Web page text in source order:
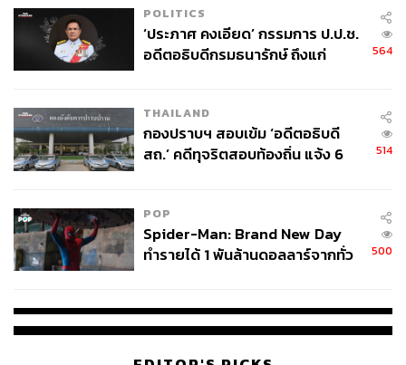
POLITICS
‘ประภาศ คงเอียด’ กรรมการ ป.ป.ช.
อดีตอธิบดีกรมธนารักษ์ ถึงแก่
564
THAILAND
กองปราบฯ สอบเข้ม ‘อดีตอธิบดี
สถ.’ คดีทุจริตสอบท้องถิ่น แจ้ง 6
514
POP
Spider-Man: Brand New Day
ทำรายได้ 1 พันล้านดอลลาร์จากทั่ว
500